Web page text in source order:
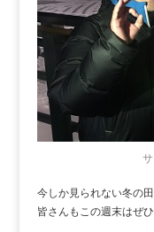
今しか見られない冬の
皆さんもこの週末はぜ